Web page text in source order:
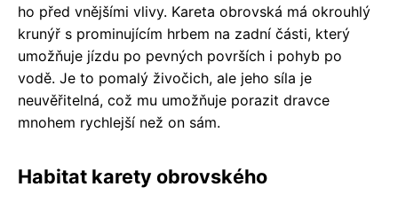
ho před vnějšími vlivy. Kareta obrovská má okrouhlý
krunýř s prominujícím hrbem na zadní části, který
umožňuje jízdu po pevných površích i pohyb po
vodě. Je to pomalý živočich, ale jeho síla je
neuvěřitelná, což mu umožňuje porazit dravce
mnohem rychlejší než on sám.
Habitat karety obrovského